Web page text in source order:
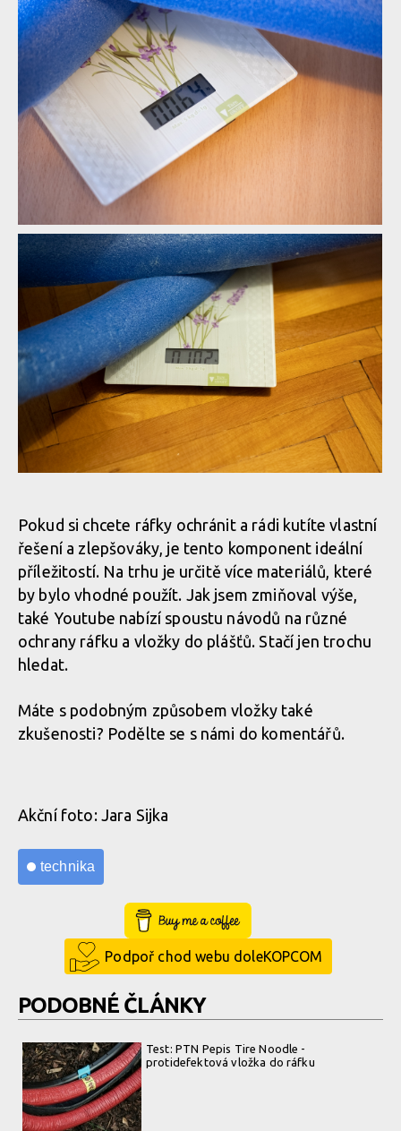
Vyrob si sám: Vložka do plášťů za pár korun
Pokud si chcete ráfky ochránit a rádi kutíte vlastní
řešení a zlepšováky, je tento komponent ideální
příležitostí. Na trhu je určitě více materiálů, které
by bylo vhodné použít. Jak jsem zmiňoval výše,
také Youtube nabízí spoustu návodů na různé
ochrany ráfku a vložky do plášťů. Stačí jen trochu
hledat.
Máte s podobným způsobem vložky také
zkušenosti? Podělte se s námi do komentářů.
Akční foto: Jara Sijka
technika
Buy Me a Coffee
Podpoř chod webu doleKOPCOM
PODOBNÉ ČLÁNKY
Test: PTN Pepis Tire Noodle -
protidefektová vložka do ráfku